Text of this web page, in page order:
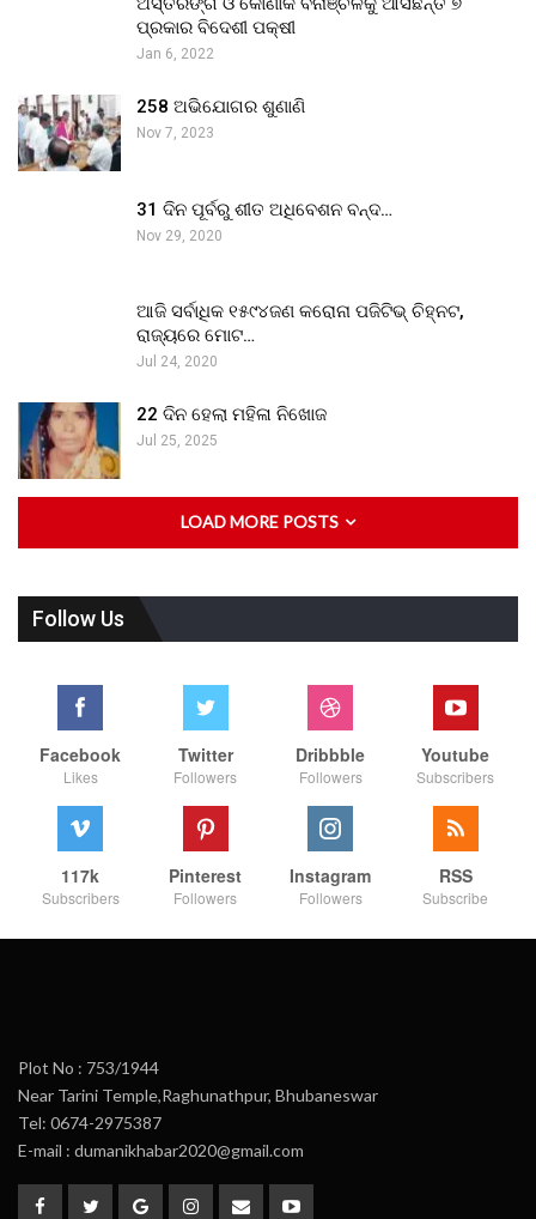
ପ୍ରକାର ବିଦେଶୀ ପକ୍ଷୀ
Jan 6, 2022
258 ଅଭିଯୋଗର ଶୁଣାଣି
Nov 7, 2023
31 ଦିନ ପୂର୍ବରୁ ଶୀତ ଅଧିବେଶନ ବନ୍ଦ…
Nov 29, 2020
ଆଜି ସର୍ବାଧିକ ୧୫୯୪ଜଣ କରୋନା ପଜିଟିଭ୍ ଚିହ୍ନଟ,
ରାଜ୍ୟରେ ମୋଟ…
Jul 24, 2020
22 ଦିନ ହେଲା ମହିଳା ନିଖୋଜ
Jul 25, 2025
LOAD MORE POSTS
Follow Us
Facebook
Likes
Twitter
Followers
Dribbble
Followers
Youtube
Subscribers
117k
Subscribers
Pinterest
Followers
Instagram
Followers
RSS
Subscribe
Plot No : 753/1944
Near Tarini Temple,Raghunathpur, Bhubaneswar
Tel: 0674-2975387
E-mail : dumanikhabar2020@gmail.com